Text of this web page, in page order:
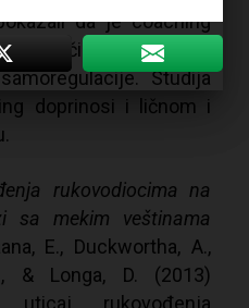
da je coaching
učinka, postizanja
Studija
doprinosi i ličnom i
rukovodiocima na
sa mekim veštinama
E., Duckwortha, A.,
& Longa, D. (2013)